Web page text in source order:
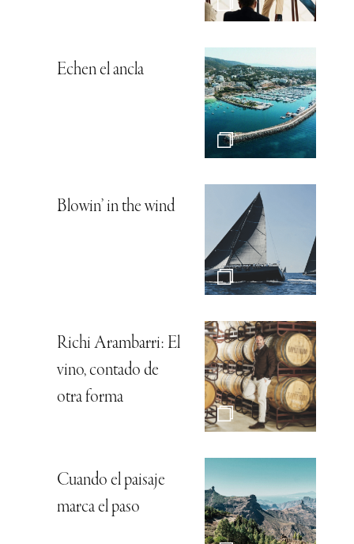
Echen el ancla
Blowin’ in the wind
Richi Arambarri: El
vino, contado de
otra forma
Cuando el paisaje
marca el paso